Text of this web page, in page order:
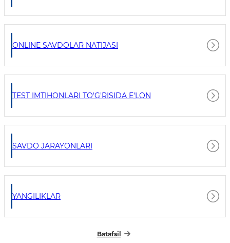
ONLINE SAVDOLAR NATIJASI
TEST IMTIHONLARI TO'G'RISIDA E'LON
SAVDO JARAYONLARI
YANGILIKLAR
Batafsil